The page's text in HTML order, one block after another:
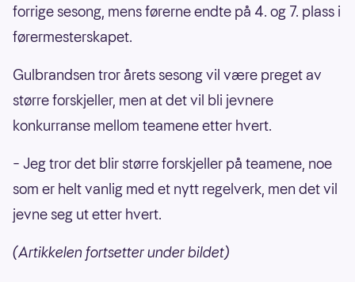
21) São Paulo Grand Prix (6. - 8. november)
november)
23) Qatars Grand Prix (27. - 29. november)
24) Abu Dhabis Grand Prix (4. -6. desember)
forrige sesong, mens førerne endte på 4. og 7. plass i
førermesterskapet.
Gulbrandsen tror årets sesong vil være preget av
større forskjeller, men at det vil bli jevnere
konkurranse mellom teamene etter hvert.
– Jeg tror det blir større forskjeller på teamene, noe
som er helt vanlig med et nytt regelverk, men det vil
jevne seg ut etter hvert.
(Artikkelen fortsetter under bildet)